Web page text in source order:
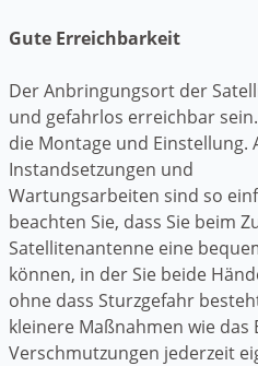
Gute Erreichbarkeit
Der Anbringungsort der
und gefahrlos erreichbar
die Montage und Einstellung.
Instandsetzungen und
Wartungsarbeiten sind so
beachten Sie, dass Sie beim
Satellitenantenne eine
können, in der Sie beide
ohne dass Sturzgefahr
kleinere Maßnahmen wie
Verschmutzungen jederzeit